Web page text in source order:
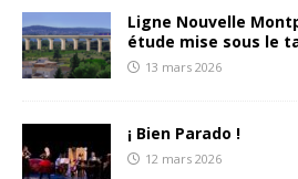
Ligne Nouvelle
étude mise sous le
13 mars 2026
¡ Bien Parado !
12 mars 2026